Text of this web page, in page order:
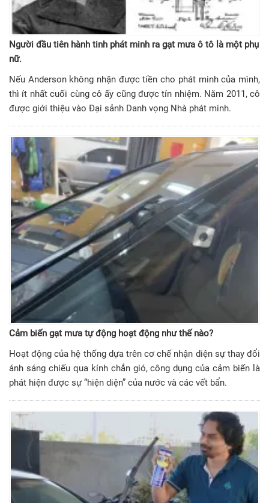
Người đầu tiên hành tinh phát minh ra gạt mưa ô tô là một phụ
nữ.
Nếu Anderson không nhận được tiền cho phát minh của mình,
thì ít nhất cuối cùng cô ấy cũng được tín nhiệm. Năm 2011, cô
được giới thiệu vào Đại sảnh Danh vọng Nhà phát minh.
Cảm biến gạt mưa tự động hoạt động như thế nào?
Hoạt động của hệ thống dựa trên cơ chế nhận diện sự thay đổi
ánh sáng chiếu qua kính chắn gió, công dụng của cảm biến là
phát hiện được sự “hiện diện” của nước và các vết bẩn.